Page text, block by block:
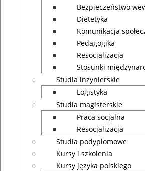
Bezpieczeństwo
Dietetyka
Komunikacja
Pedagogika
Resocjalizacja
Stosunki
Studia inżynierskie
Logistyka
Studia magisterskie
Praca socjalna
Resocjalizacja
Studia podyplomowe
Kursy i szkolenia
Kursy języka polskiego